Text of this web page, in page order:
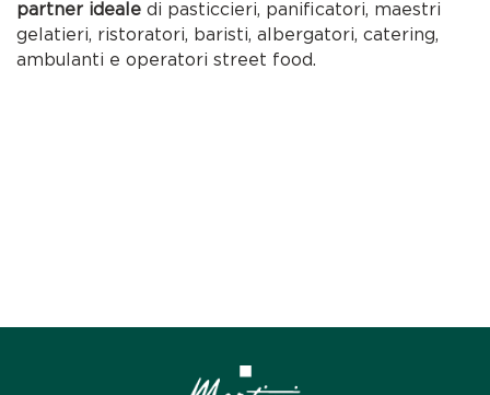
partner ideale di pasticcieri, panificatori, maestri
gelatieri, ristoratori, baristi, albergatori, catering,
ambulanti e operatori street food.